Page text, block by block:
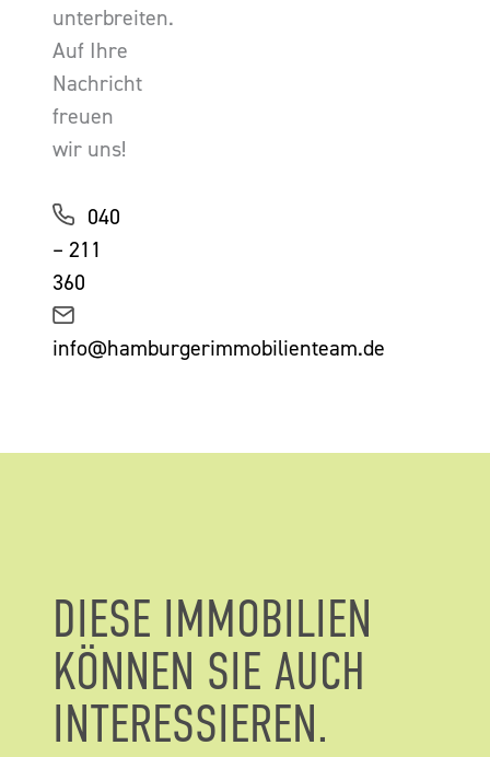
unterbreiten.
Auf Ihre
Nachricht
freuen
wir uns!
040
– 211
360
info@hamburgerimmobilienteam.de
DIESE IMMOBILIEN
KÖNNEN SIE AUCH
INTERESSIEREN.